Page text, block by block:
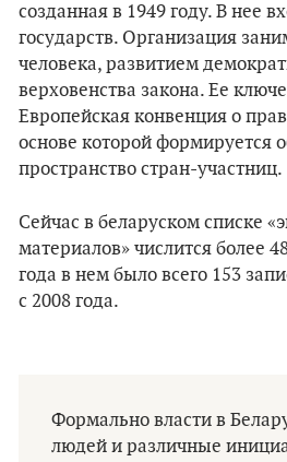
созданная в 1949 году. В нее
государств. Организация
человека, развитием
верховенства закона. Ее
Европейская конвенция о
основе которой формируется
пространство стран-участниц.
Сейчас в беларуском списке
материалов» числится более
года в нем было всего 153
с 2008 года.
Формально власти в
людей и различные